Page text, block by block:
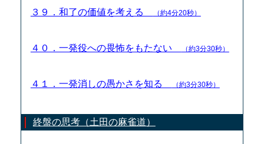
３９．和了の価値を考える （約4分20秒）
４０．一発役への畏怖をもたない （約3分30秒）
４１．一発消しの愚かさを知る （約3分30秒）
終盤の思考（土田の麻雀道）